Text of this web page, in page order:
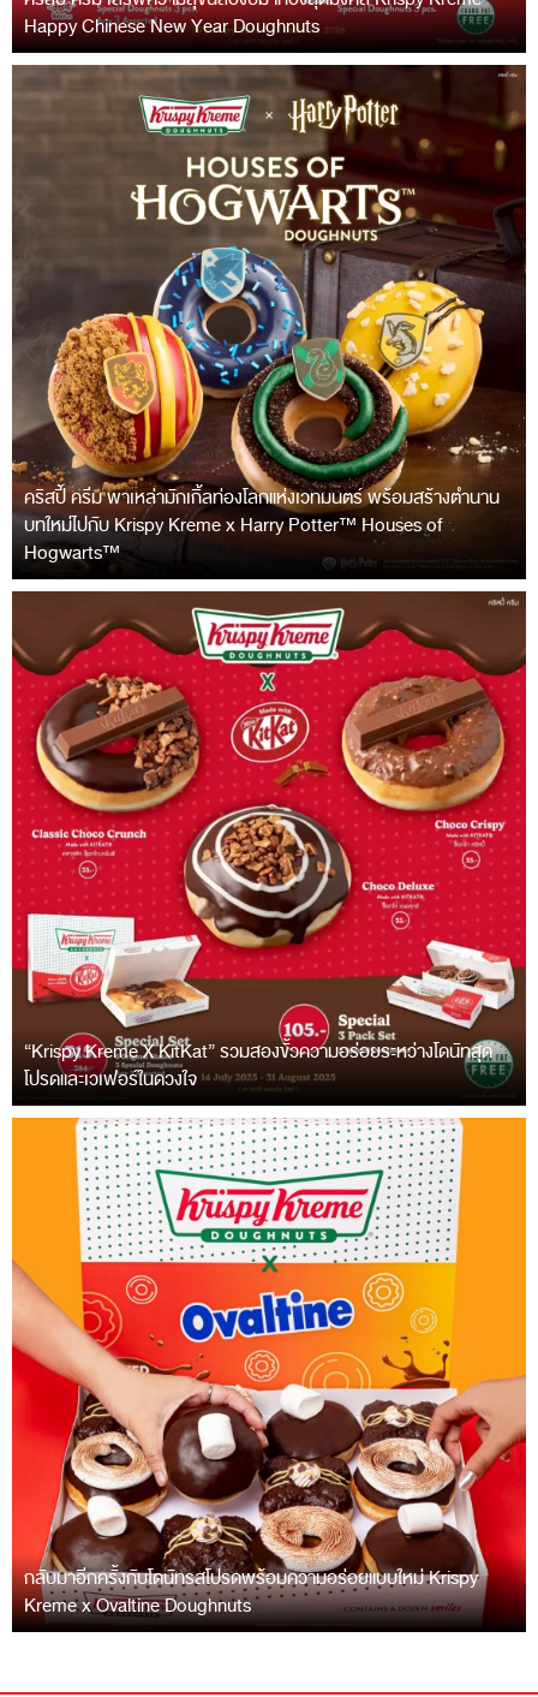
Happy Chinese New Year Doughnuts
คริสปี้ ครีม พาเหล่ามักเกิ้ลท่องโลกแห่งเวทมนตร์ พร้อมสร้างตำนาน
บทใหม่ไปกับ Krispy Kreme x Harry Potter™ Houses of
Hogwarts™
“Krispy Kreme X KitKat” รวมสองขั้วความอร่อยระหว่างโดนัทสุด
โปรดและเวเฟอร์ในดวงใจ
กลับมาอีกครั้งกับโดนัทรสโปรดพร้อมความอร่อยแบบใหม่ Krispy
Kreme x Ovaltine Doughnuts